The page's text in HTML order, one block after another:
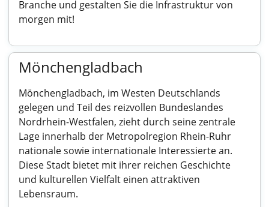
Branche und gestalten Sie die Infrastruktur von
morgen mit!
Mönchengladbach
Mönchengladbach, im Westen Deutschlands
gelegen und Teil des reizvollen Bundeslandes
Nordrhein-Westfalen, zieht durch seine zentrale
Lage innerhalb der Metropolregion Rhein-Ruhr
nationale sowie internationale Interessierte an.
Diese Stadt bietet mit ihrer reichen Geschichte
und kulturellen Vielfalt einen attraktiven
Lebensraum.